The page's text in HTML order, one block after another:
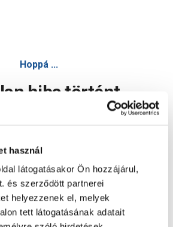
használ
látogatásakor Ön hozzájárul,
és szerződött partnerei
helyezzenek el, melyek
tett látogatásának adatait
Hoppá ...
hiba történt
Oldal újratöltése